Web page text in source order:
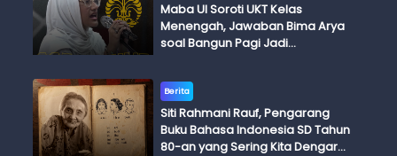
Maba UI Soroti UKT Kelas
Menengah, Jawaban Bima Arya
soal Bangun Pagi Jadi
Berita
Siti Rahmani Rauf, Pengarang
Buku Bahasa Indonesia SD Tahun
80-an yang Sering Kita Dengar